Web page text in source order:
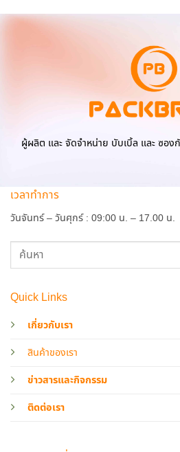
ผู้ผลิต และ จัดจำหน่าย บับเบิ้ล และ ซอ
Quick Links
เกี่ยวกับเรา
สินค้าของเรา
ข่าวสารและกิจกรรม
ติดต่อเรา
เวลาทำการ
วันจันทร์ – วันศุกร์ : 09:00 น. – 17.00 น.